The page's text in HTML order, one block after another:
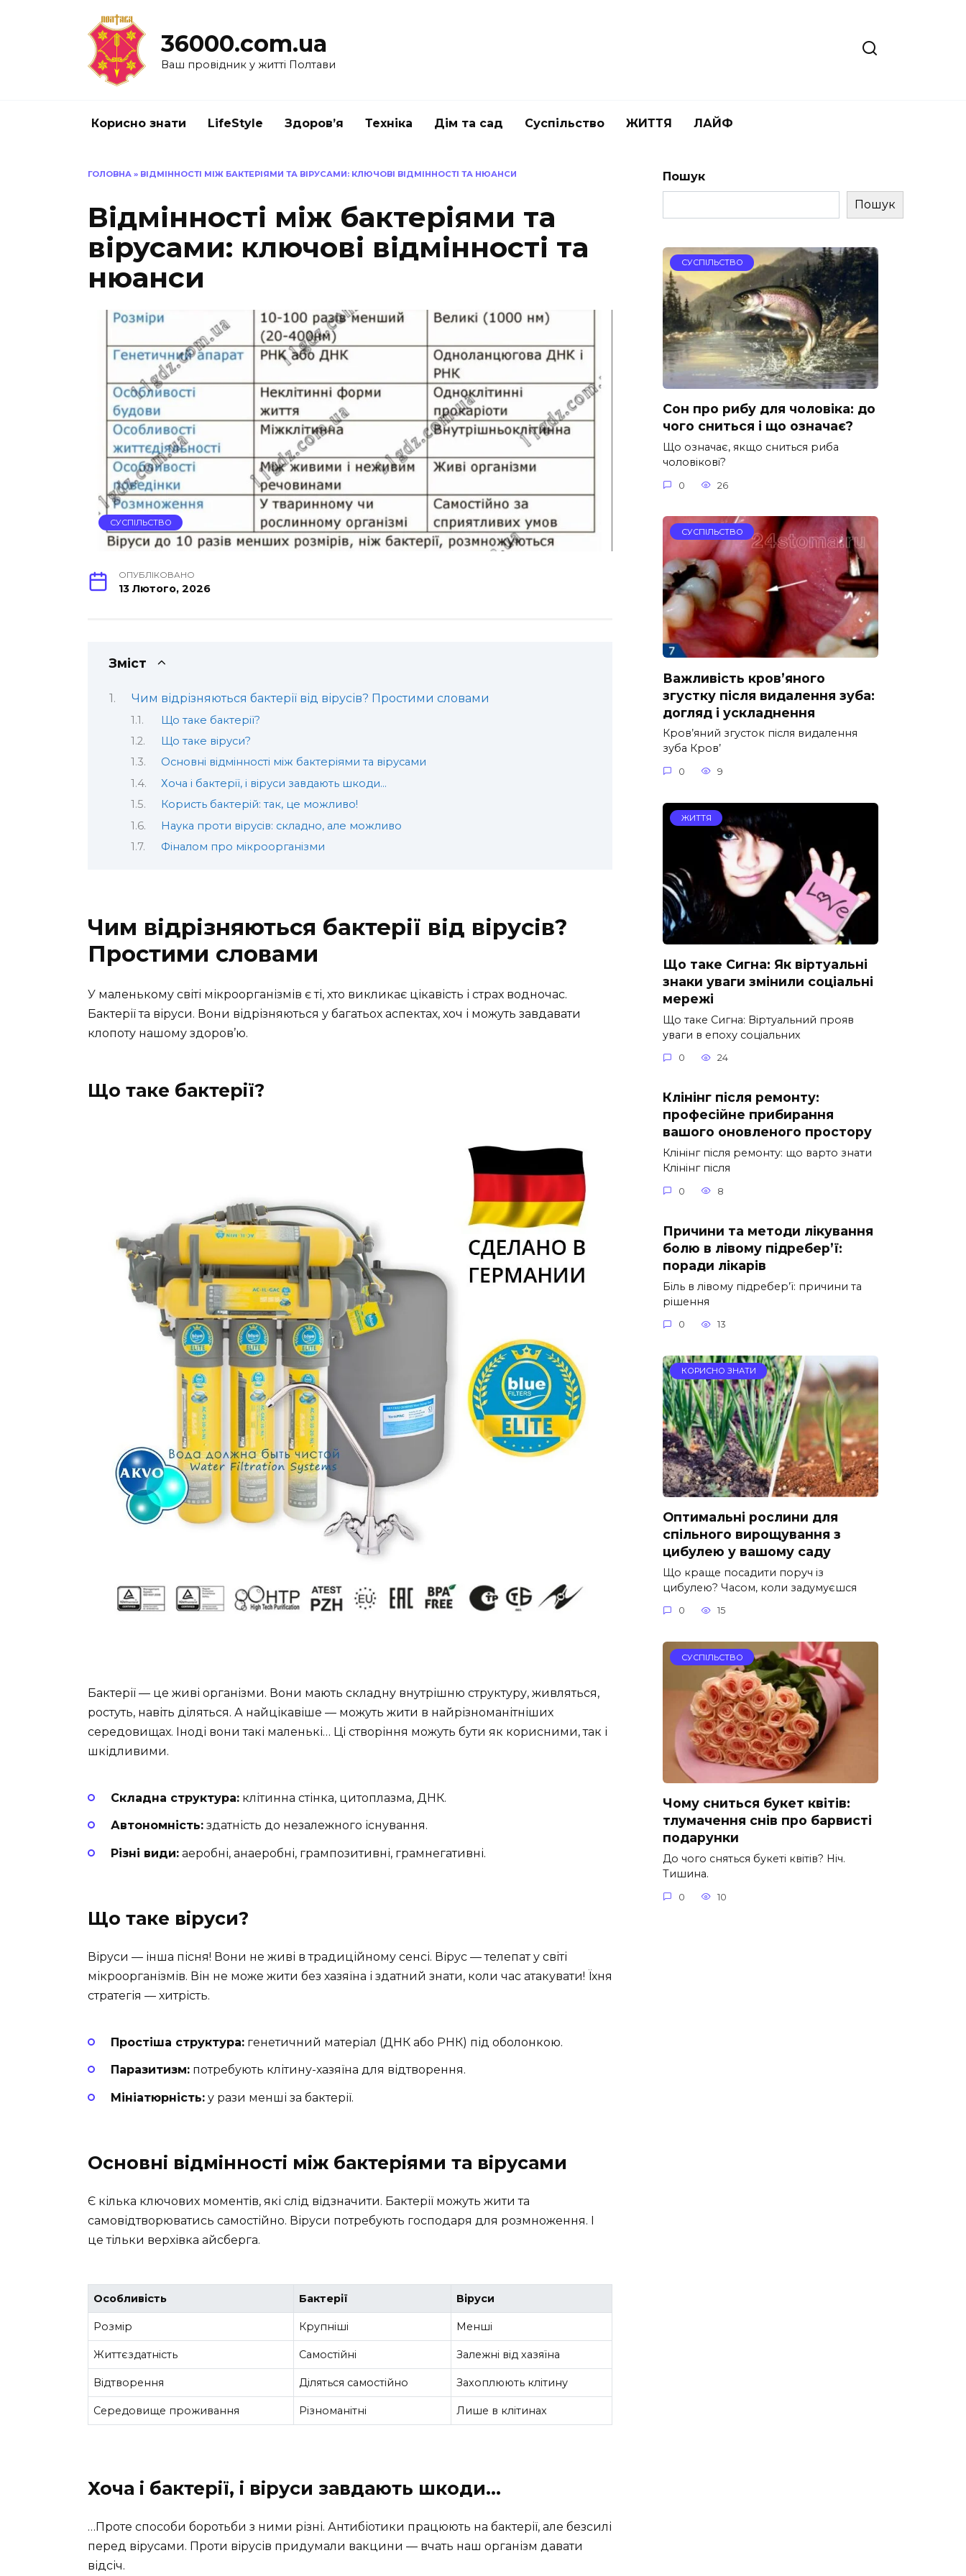
36000.com.ua
Ваш провідник у житті Полтави
Корисно знати LifeStyle Здоров’я Техніка Дім та сад Суспільство ЖИТТЯ ЛАЙФ
ГОЛОВНА » ВІДМІННОСТІ МІЖ БАКТЕРІЯМИ ТА ВІРУСАМИ: КЛЮЧОВІ ВІДМІННОСТІ ТА НЮАНСИ
Відмінності між бактеріями та
вірусами: ключові відмінності та
нюанси
СУСПІЛЬСТВО
ОПУБЛІКОВАНО
13 Лютого, 2026
Зміст
Чим відрізняються бактерії від вірусів? Простими словами
Що таке бактерії?
Що таке віруси?
Основні відмінності між бактеріями та вірусами
Хоча і бактерії, і віруси завдають шкоди…
Користь бактерій: так, це можливо!
Наука проти вірусів: складно, але можливо
Фіналом про мікроорганізми
Чим відрізняються бактерії від вірусів?
Простими словами
У маленькому світі мікроорганізмів є ті, хто викликає цікавість і страх водночас.
Бактерії та віруси. Вони відрізняються у багатьох аспектах, хоч і можуть завдавати
клопоту нашому здоров’ю.
Що таке бактерії?
Бактерії — це живі організми. Вони мають складну внутрішню структуру, живляться,
ростуть, навіть діляться. А найцікавіше — можуть жити в найрізноманітніших
середовищах. Іноді вони такі маленькі… Ці створіння можуть бути як корисними, так і
шкідливими.
Складна структура: клітинна стінка, цитоплазма, ДНК.
Автономність: здатність до незалежного існування.
Різні види: аеробні, анаеробні, грампозитивні, грамнегативні.
Що таке віруси?
Віруси — інша пісня! Вони не живі в традиційному сенсі. Вірус — телепат у світі
мікроорганізмів. Він не може жити без хазяїна і здатний знати, коли час атакувати! Їхня
стратегія — хитрість.
Простіша структура: генетичний матеріал (ДНК або РНК) під оболонкою.
Паразитизм: потребують клітину-хазяїна для відтворення.
Мініатюрність: у рази менші за бактерії.
Основні відмінності між бактеріями та вірусами
Є кілька ключових моментів, які слід відзначити. Бактерії можуть жити та
самовідтворюватись самостійно. Віруси потребують господаря для розмноження. І
це тільки верхівка айсберга.
Особливість Бактерії Віруси
Розмір Крупніші Менші
Життєздатність Самостійні Залежні від хазяїна
Відтворення Діляться самостійно Захоплюють клітину
Середовище проживання Різноманітні Лише в клітинах
Хоча і бактерії, і віруси завдають шкоди…
…Проте способи боротьби з ними різні. Антибіотики працюють на бактерії, але безсилі
перед вірусами. Проти вірусів придумали вакцини — вчать наш організм давати
відсіч.
Пошук
Пошук
СУСПІЛЬСТВО
Сон про рибу для чоловіка: до
чого сниться і що означає?
Що означає, якщо сниться риба
чоловікові?
0 26
СУСПІЛЬСТВО
Важливість кров’яного
згустку після видалення зуба:
догляд і ускладнення
Кров’яний згусток після видалення
зуба Кров’
0 9
ЖИТТЯ
Що таке Сигна: Як віртуальні
знаки уваги змінили соціальні
мережі
Що таке Cигна: Віртуальний прояв
уваги в епоху соціальних
0 24
Клінінг після ремонту:
професійне прибирання
вашого оновленого простору
Клінінг після ремонту: що варто знати
Клінінг після
0 8
Причини та методи лікування
болю в лівому підребер’ї:
поради лікарів
Біль в лівому підребер’ї: причини та
рішення
0 13
КОРИСНО ЗНАТИ
Оптимальні рослини для
спільного вирощування з
цибулею у вашому саду
Що краще посадити поруч із
цибулею? Часом, коли задумуєшся
0 15
СУСПІЛЬСТВО
Чому сниться букет квітів:
тлумачення снів про барвисті
подарунки
До чого сняться букеті квітів? Ніч.
Тишина.
0 10